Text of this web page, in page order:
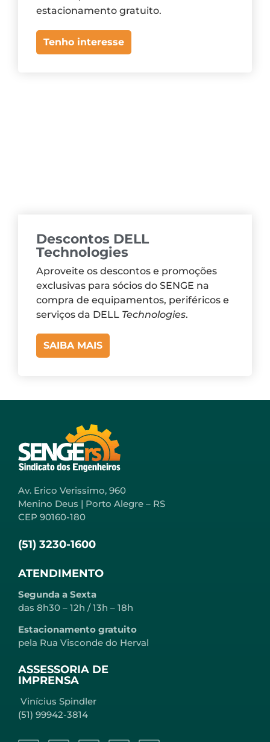
estacionamento gratuito.
Tenho interesse
Descontos DELL
Technologies
Aproveite os descontos e promoções
exclusivas para sócios do SENGE na
compra de equipamentos, periféricos e
serviços da DELL Technologies.
SAIBA MAIS
Av. Erico Verissimo, 960
Menino Deus | Porto Alegre – RS
CEP 90160-180
(51) 3230-1600
ATENDIMENTO
Segunda a Sexta
das 8h30 – 12h / 13h – 18h
Estacionamento gratuito
pela Rua Visconde do Herval
ASSESSORIA DE
IMPRENSA
Vinícius Spindler
(51) 99942-3814